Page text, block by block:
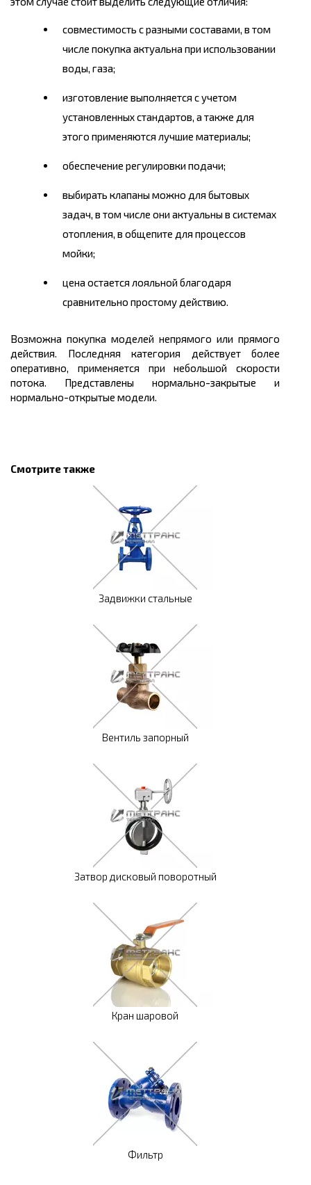
совместимость с разными составами, в том
числе покупка актуальна при использовании
воды, газа;
изготовление выполняется с учетом
установленных стандартов, а также для
этого применяются лучшие материалы;
обеспечение регулировки подачи;
выбирать клапаны можно для бытовых
задач, в том числе они актуальны в системах
отопления, в общепите для процессов
мойки;
цена остается лояльной благодаря
сравнительно простому действию.
Возможна покупка моделей непрямого или прямого
действия. Последняя категория действует более
оперативно, применяется при небольшой скорости
потока. Представлены нормально-закрытые и
нормально-открытые модели.
Смотрите также
Задвижки стальные
Вентиль запорный
Затвор дисковый поворотный
Кран шаровой
Фильтр